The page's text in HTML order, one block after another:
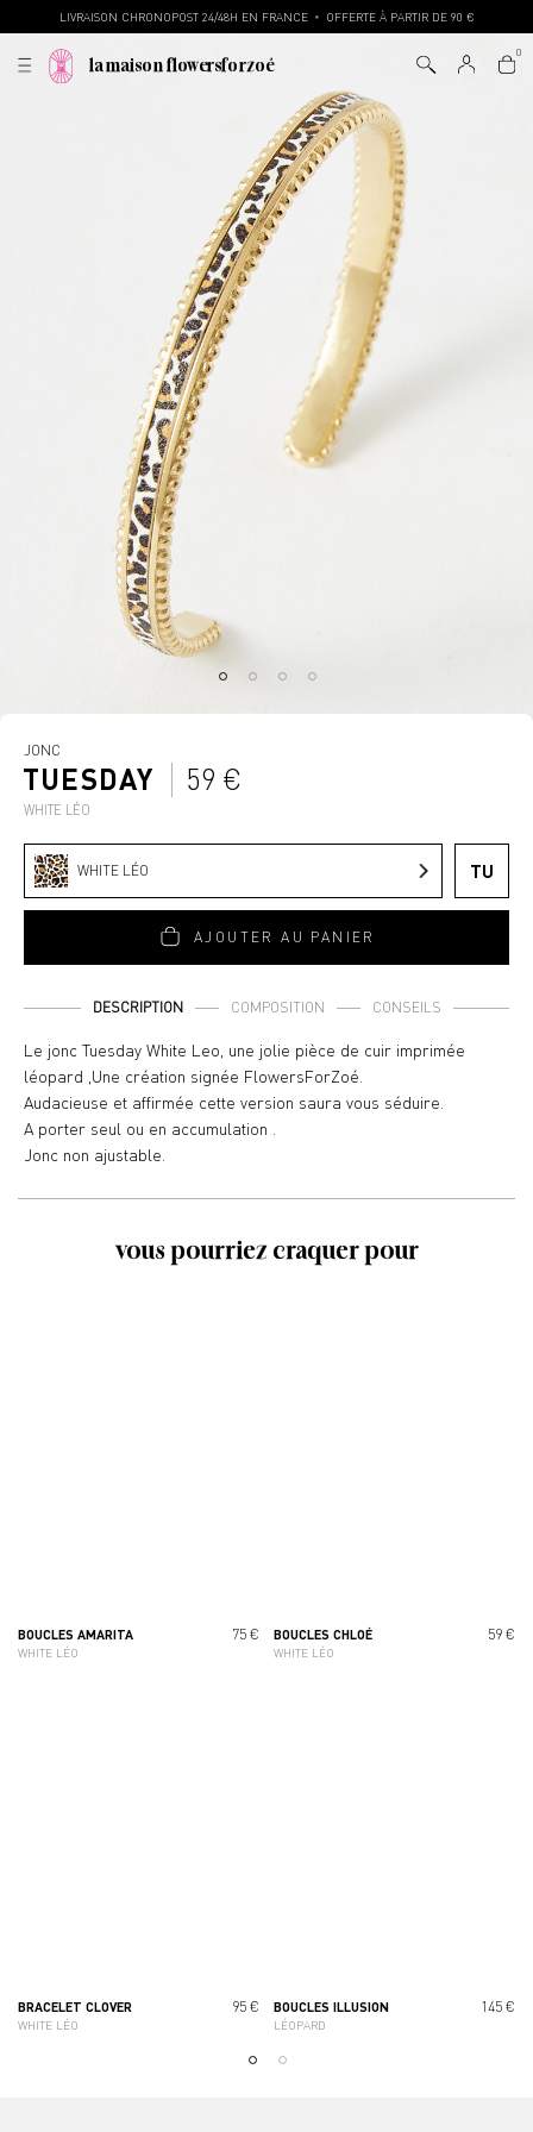
LIVRAISON CHRONOPOST 24/48H EN FRANCE • OFFERTE À PARTIR DE 90 €
la maison flowersforzoé
JONC
TUESDAY
WHITE LÉO
59 €
WHITE LÉO TU
AJOUTER AU PANIER
DESCRIPTION COMPOSITION CONSEILS
Le jonc Tuesday White Leo, une jolie pièce de cuir imprimée
léopard ,Une création signée FlowersForZoé.
Audacieuse et affirmée cette version saura vous séduire.
A porter seul ou en accumulation .
Jonc non ajustable.
vous pourriez craquer pour
BOUCLES AMARITA
WHITE LÉO
75 € BOUCLES CHLOÉ
WHITE LÉO
59 €
BRACELET CLOVER
WHITE LÉO
95 € BOUCLES ILLUSION
LÉOPARD
145 €